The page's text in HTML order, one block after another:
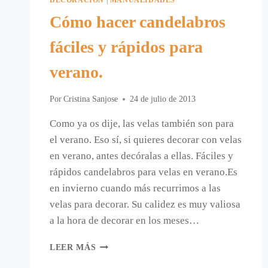
Cómo hacer candelabros
fáciles y rápidos para
verano.
Por Cristina Sanjose 24 de julio de 2013
Como ya os dije, las velas también son para
el verano. Eso sí, si quieres decorar con velas
en verano, antes decóralas a ellas. Fáciles y
rápidos candelabros para velas en verano.Es
en invierno cuando más recurrimos a las
velas para decorar. Su calidez es muy valiosa
a la hora de decorar en los meses…
LEER MÁS CÓMO